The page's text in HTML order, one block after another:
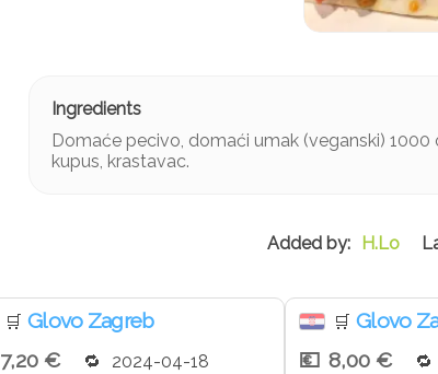
Domaće pecivo, domaći umak (veganski) 1000
kupus, krastavac.
H.Lo
🛒 Glovo Zagreb
7,20 €
2024-04-18
🛒 Glovo
8,00 €